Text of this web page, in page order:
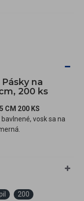
na
200 ks
CM 200 KS
vosk sa na
200